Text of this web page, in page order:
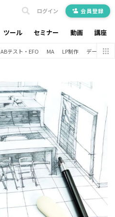
ツール セミナー 動画 講座
ログイン 会員登録
ABテスト・EFO MA LP制作 データ分析